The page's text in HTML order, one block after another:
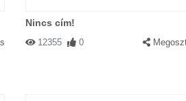
Nincs cím!
12355 0